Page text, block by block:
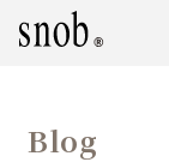
Blog